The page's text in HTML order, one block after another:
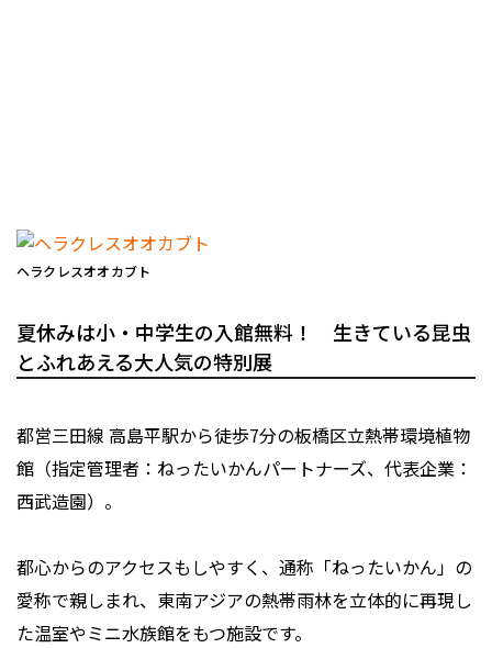
ヘラクレスオオカブト
夏休みは小・中学生の入館無料！ 生きている昆虫
とふれあえる大人気の特別展
都営三田線 高島平駅から徒歩7分の板橋区立熱帯環境植物
館（指定管理者：ねったいかんパートナーズ、代表企業：
西武造園）。
都心からのアクセスもしやすく、通称「ねったいかん」の
愛称で親しまれ、東南アジアの熱帯雨林を立体的に再現し
た温室やミニ水族館をもつ施設です。